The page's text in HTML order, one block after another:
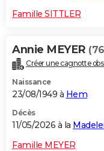
Famille SITTLER
Annie MEYER
Créer une cagnotte
Naissance
23/08/1949 à Hem
Décès
11/05/2026 à la
Famille MEYER